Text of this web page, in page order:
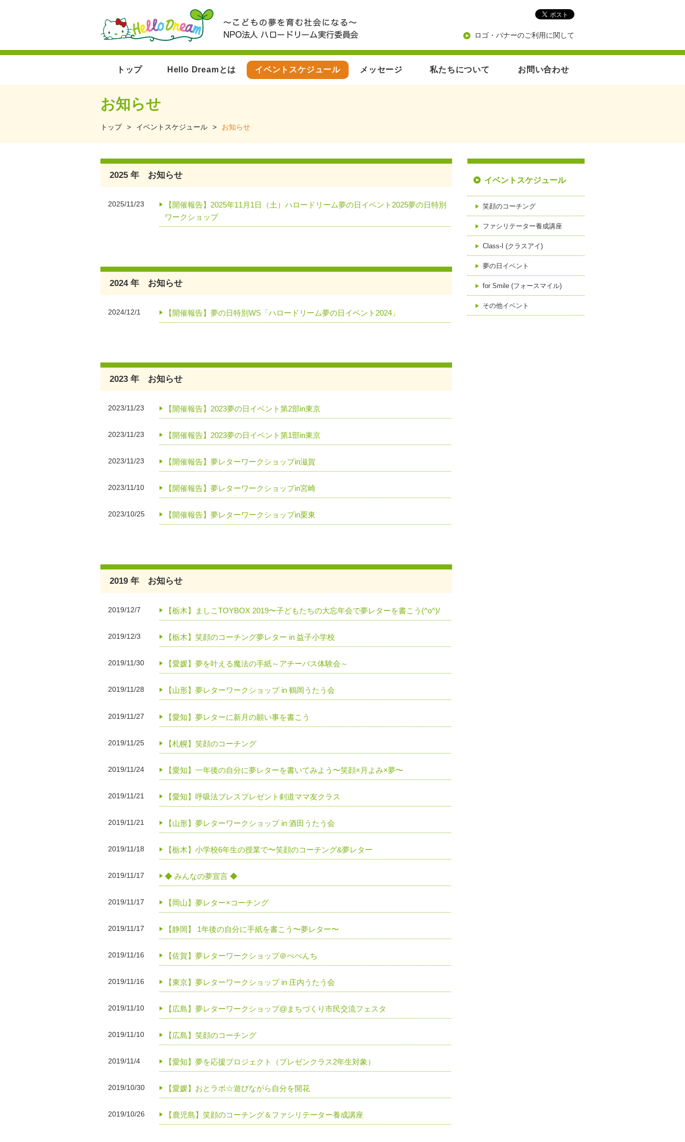
ロゴ・バナーのご利用に関して
トップ Hello Dreamとは イベントスケジュール メッセージ 私たちについて お問い合わせ
お知らせ
トップ > イベントスケジュール > お知らせ
2025 年 お知らせ
2025/11/23
【開催報告】2025年11月1日（土）ハロードリーム夢の日イベント2025夢の日特別
ワークショップ
2024 年 お知らせ
2024/12/1 【開催報告】夢の日特別WS「ハロードリーム夢の日イベント2024」
2023 年 お知らせ
2023/11/23 【開催報告】2023夢の日イベント第2部in東京
2023/11/23 【開催報告】2023夢の日イベント第1部in東京
2023/11/23 【開催報告】夢レターワークショップin滋賀
2023/11/10 【開催報告】夢レターワークショップin宮崎
2023/10/25 【開催報告】夢レターワークショップin栗東
2019 年 お知らせ
2019/12/7 【栃木】ましこTOYBOX 2019〜子どもたちの大忘年会で夢レターを書こう(^o^)/
2019/12/3 【栃木】笑顔のコーチング夢レター in 益子小学校
2019/11/30 【愛媛】夢を叶える魔法の手紙～アチーバス体験会～
2019/11/28 【山形】夢レターワークショップ in 鶴岡うたう会
2019/11/27 【愛知】夢レターに新月の願い事を書こう
2019/11/25 【札幌】笑顔のコーチング
2019/11/24 【愛知】一年後の自分に夢レターを書いてみよう〜笑顔×月よみ×夢〜
2019/11/21 【愛知】呼吸法ブレスプレゼント剣道ママ友クラス
2019/11/21 【山形】夢レターワークショップ in 酒田うたう会
2019/11/18 【栃木】小学校6年生の授業で〜笑顔のコーチング&夢レター
2019/11/17 ◆ みんなの夢宣言 ◆
2019/11/17 【岡山】夢レター×コーチング
2019/11/17 【静岡】 1年後の自分に手紙を書こう〜夢レター〜
2019/11/16 【佐賀】夢レターワークショップ＠ぺぺんち
2019/11/16 【東京】夢レターワークショップ in 庄内うたう会
2019/11/10 【広島】夢レターワークショップ@まちづくり市民交流フェスタ
2019/11/10 【広島】笑顔のコーチング
2019/11/4 【愛知】夢を応援プロジェクト（プレゼンクラス2年生対象）
2019/10/30 【愛媛】おとラボ☆遊びながら自分を開花
2019/10/26 【鹿児島】笑顔のコーチング＆ファシリテーター養成講座
イベントスケジュール
笑顔のコーチング
ファシリテーター養成講座
Class-I (クラスアイ)
夢の日イベント
for Smile (フォースマイル)
その他イベント